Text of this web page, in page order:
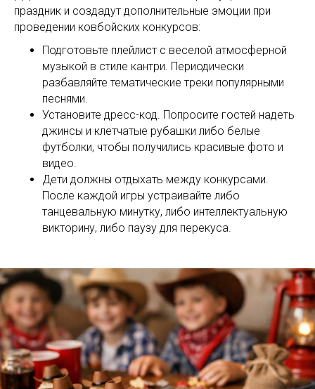
праздник и создадут дополнительные эмоции при
проведении ковбойских конкурсов:
Подготовьте плейлист с веселой атмосферной
музыкой в стиле кантри. Периодически
разбавляйте тематические треки популярными
песнями.
Установите дресс-код. Попросите гостей надеть
джинсы и клетчатые рубашки либо белые
футболки, чтобы получились красивые фото и
видео.
Дети должны отдыхать между конкурсами.
После каждой игры устраивайте либо
танцевальную минутку, либо интеллектуальную
викторину, либо паузу для перекуса.